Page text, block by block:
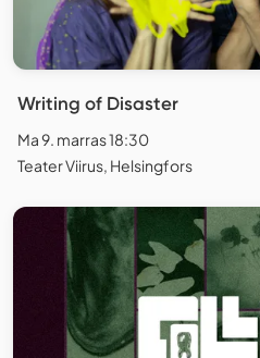
Writing of Disaster
Ma 9. marras 18:30
Teater Viirus, Helsingfors